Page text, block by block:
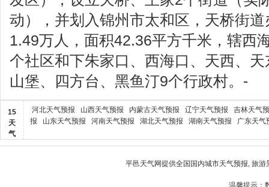
动），并划入锦州市太和区，天桥街
1.49万人，面积42.36平方千米，辖西
个社区和下朱家口、西海口、天西、
山堡、四方台、黑鱼汀9个行政村。-
15
天
气
河北天气预报 山西天气预报 内蒙古天气预报 辽宁天气预报
吉林天气
报
山东天气预报 河南天气预报 湖北天气预报 湖南天气预报 广东天气
平邑天气网提供全国国内城市天气预报, 旅游
温馨提示：